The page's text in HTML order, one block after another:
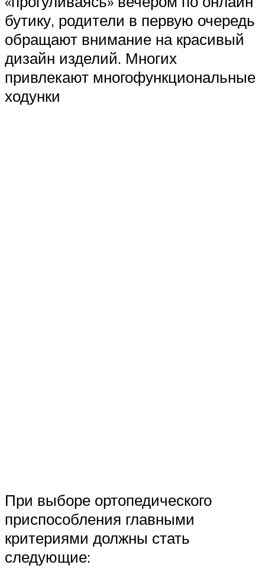
бутику, родители в первую очередь
обращают внимание на красивый
дизайн изделий. Многих
привлекают многофункциональные
ходунки
При выборе ортопедического
приспособления главными
критериями должны стать
следующие: